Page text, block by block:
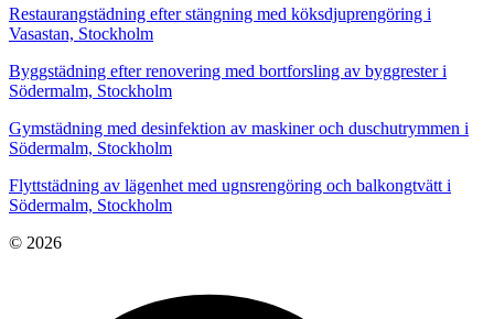
Restaurangstädning efter stängning med köksdjuprengöring i
Vasastan, Stockholm
Byggstädning efter renovering med bortforsling av byggrester i
Södermalm, Stockholm
Gymstädning med desinfektion av maskiner och duschutrymmen i
Södermalm, Stockholm
Flyttstädning av lägenhet med ugnsrengöring och balkongtvätt i
Södermalm, Stockholm
© 2026